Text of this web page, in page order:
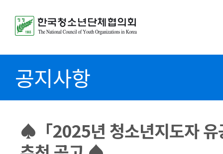
공지사항
♠「2025년 청소년지도자 유